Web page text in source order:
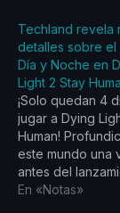
tenido un
comienzo. Hasta
febrero de
2022, Techland
vendido 5
copias de Dying
Stay…
Techland revela
detalles sobre el
Día y Noche en
Light 2 Stay
¡Solo quedan 4
jugar a Dying
Human!
este mundo una
antes del
Esta vez, Tymon
En «Notas»